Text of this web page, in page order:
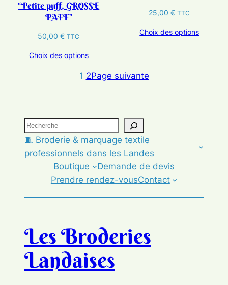
“Petite puff, GROSSE
PAFF”
50,00€ TTC
Choix des options
25,00€ TTC
Choix des options
1 2Page suivante
🧵 Broderie & marquage textile
professionnels dans les Landes
Boutique
Demande de devis
Prendre rendez-vousContact
Les Broderies
Landaises